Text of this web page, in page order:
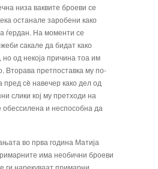
низа вакви­те броеви се
оста­нале заробени како
ѓердан. На моменти се
сакале да бидат како
од некоја причина тоа им
Вторава претпоставка му по­
сè навечер како дел од
слики кој му претходи на
обессиле­на и неспособна да
во прва година Матија
има необични броеви
ги нарекуваатпримарни